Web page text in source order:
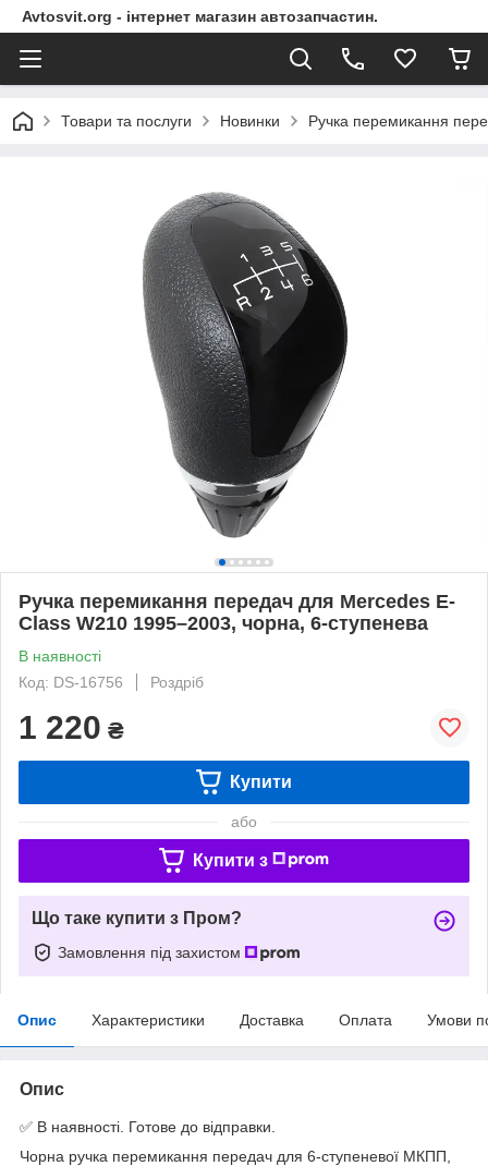
Avtosvit.org - інтернет магазин автозапчастин.
Товари та послуги Новинки Ручка перемикання
Ручка перемикання передач для Mercedes E-
Class W210 1995–2003, чорна, 6-ступенева
В наявності
Код: DS-16756
Роздріб
1 220 ₴
Купити
або
Купити з
Що таке купити з Пром?
Замовлення під захистом
Опис Характеристики Доставка Оплата Умови
Опис
✅ В наявності. Готове до відправки.
Чорна ручка перемикання передач для 6-ступеневої МКПП,